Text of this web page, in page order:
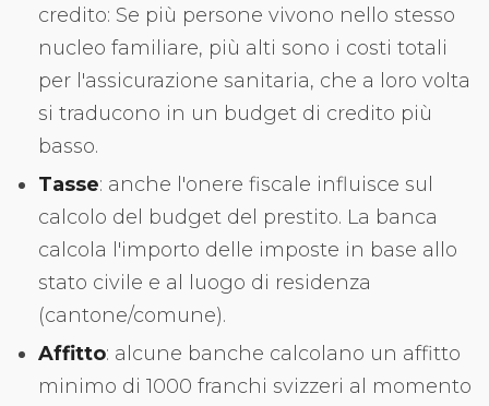
credito: Se più persone vivono nello stesso
nucleo familiare, più alti sono i costi totali
per l'assicurazione sanitaria, che a loro volta
si traducono in un budget di credito più
basso.
Tasse: anche l'onere fiscale influisce sul
calcolo del budget del prestito. La banca
calcola l'importo delle imposte in base allo
stato civile e al luogo di residenza
(cantone/comune).
Affitto: alcune banche calcolano un affitto
minimo di 1000 franchi svizzeri al momento